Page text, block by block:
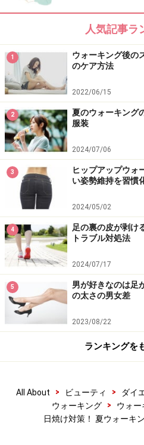
【タイプ別チェック項目】
小さい頃から色白だ
少し紫外線を浴びただけでも
紫外線を帯びると湿疹ができ
そばかすができやすい
日頃から、化粧品を使用して
■肌タイプ2
日焼けすると赤くなるが、翌
夏に日焼けしても、秋から、
2～3時間おきに日焼け止めを
はあまりない
日頃から、化粧品などのトラ
カフェや窓際にいるだけでも
日焼けすると、秋冬になって
人気記事ラ
1
ウォーキング後の
のケア方法
2022/06/15
2
夏のウォーキング
服装
2024/07/06
3
ヒップアップウォ
い姿勢維持を習慣
2024/05/02
4
足の裏の皮が剥け
トラブル対処法
2024/07/17
5
男が好きなのは足
の太さの男女差
2023/08/22
ランキングを
All About > ビューティ > ダイ
ウォーキング
> ウォー
日焼け対策！ 夏ウォーキ